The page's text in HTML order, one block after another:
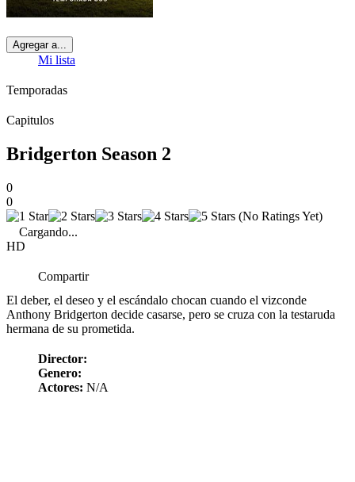
Agregar a...
Mi lista
Temporadas
Capitulos
Bridgerton Season 2
0
0
(No Ratings Yet)
Cargando...
HD
Compartir
El deber, el deseo y el escándalo chocan cuando el vizconde
Anthony Bridgerton decide casarse, pero se cruza con la testaruda
hermana de su prometida.
Director:
Genero:
Actores: N/A